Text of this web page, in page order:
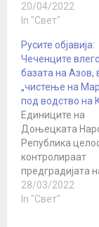
појавија снимки
„дејствувањето“
на ДНР со помош
руските војници
дојдоа од Киев.
„Елементи од
Истите момци
дејствуваа во
на Киев и на
на…
20/04/2022
In "Свет"
Русите објавија:
Чеченците
базата на Азов,
„чистење на
под водство на
Единиците на
Доњецката
Република
контролираат
предградијата
Мариупол, изјави
претставникот на
28/03/2022
In "Свет"